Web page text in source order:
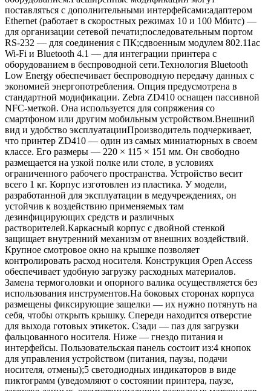
поставляться с дополнительными интерфейсами:адаптером
Ethernet (работает в скоростных режимах 10 и 100 Мбитс) —
для организации сетевой печати;последовательным портом
RS-232 — для соединения с ПК;сдвоенным модулем 802.11ac
Wi-Fi и Bluetooth 4.1 — для интеграции принтера с
оборудованием в беспроводной сети.Технология Bluetooth
Low Energy обеспечивает беспроводную передачу данных с
экономией энергопотребления. Опция предусмотрена в
стандартной модификации. Zebra ZD410 оснащен пассивной
NFC-меткой. Она используется для сопряжения со
смартфоном или другим мобильным устройством.Внешний
вид и удобство эксплуатацииПроизводитель подчеркивает,
что принтер ZD410 — один из самых миниатюрных в своем
классе. Его размеры — 220 × 115 × 151 мм. Он свободно
размещается на узкой полке или столе, в условиях
ограниченного рабочего пространства. Устройство весит
всего 1 кг. Корпус изготовлен из пластика. У модели,
разработанной для эксплуатации в медучреждениях, он
устойчив к воздействию применяемых там
дезинфицирующих средств и различных
растворителей.Каркасный корпус с двойной стенкой
защищает внутренний механизм от внешних воздействий.
Крупное смотровое окно на крышке позволяет
контролировать расход носителя. Конструкция Open Access
обеспечивает удобную загрузку расходных материалов.
Замена термоголовки и опорного валика осуществляется без
использования инструментов.На боковых сторонах корпуса
размещены фиксирующие защелки — их нужно потянуть на
себя, чтобы открыть крышку. Спереди находится отверстие
для выхода готовых этикеток. Сзади — паз для загрузки
фальцованного носителя. Ниже — гнездо питания и
интерфейсы. Пользовательская панель состоит из:4 кнопок
для управления устройством (питания, паузы, подачи
носителя, отмены);5 светодиодных индикаторов в виде
пиктограмм (уведомляют о состоянии принтера, паузе,